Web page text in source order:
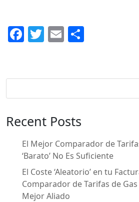
F
e
b
o
o
k
T
er
E
l p
ar
Recent Posts
El Mejor Comparador de
‘Barato’ No Es Suficiente
El Coste ‘Aleatorio’ en tu
Comparador de Tarifas de
Mejor Aliado